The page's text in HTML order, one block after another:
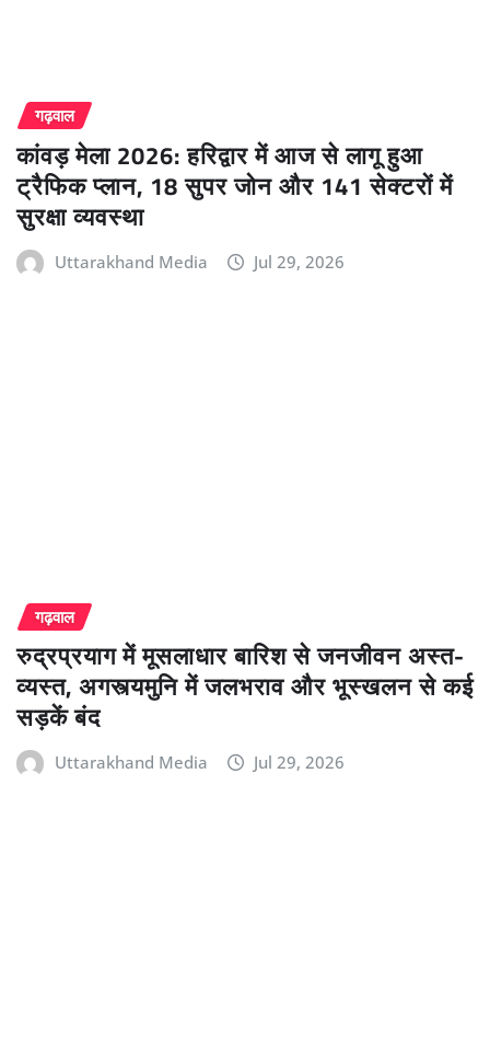
गढ़वाल
कांवड़ मेला 2026: हरिद्वार में आज से लागू हुआ
ट्रैफिक प्लान, 18 सुपर जोन और 141 सेक्टरों में
सुरक्षा व्यवस्था
Uttarakhand Media Jul 29, 2026
गढ़वाल
रुद्रप्रयाग में मूसलाधार बारिश से जनजीवन अस्त-
व्यस्त, अगस्त्यमुनि में जलभराव और भूस्खलन से कई
सड़कें बंद
Uttarakhand Media Jul 29, 2026